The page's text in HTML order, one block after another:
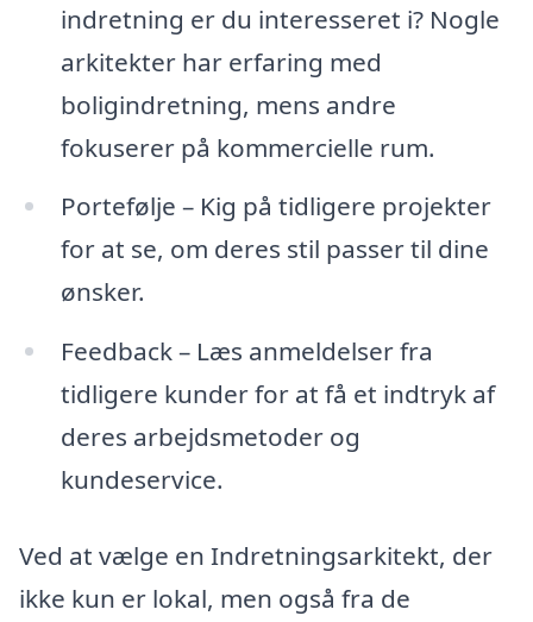
indretning er du interesseret i? Nogle
arkitekter har erfaring med
boligindretning, mens andre
fokuserer på kommercielle rum.
Portefølje – Kig på tidligere projekter
for at se, om deres stil passer til dine
ønsker.
Feedback – Læs anmeldelser fra
tidligere kunder for at få et indtryk af
deres arbejdsmetoder og
kundeservice.
Ved at vælge en Indretningsarkitekt, der
ikke kun er lokal, men også fra de